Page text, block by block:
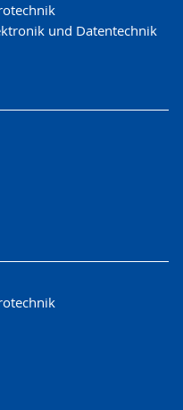
und Datentechnik